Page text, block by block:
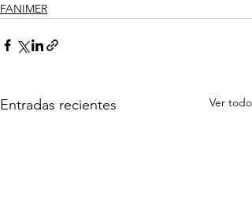
FANIMER
Entradas recientes Ver todo